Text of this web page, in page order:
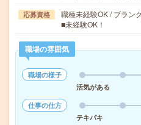
応募資格
職種未経験OK / ブラン
■未経験OK！
職場の雰囲気
職場の様子
活気がある
仕事の仕方
テキパキ